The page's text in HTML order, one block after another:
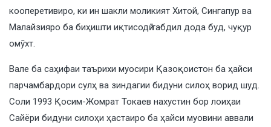
кооперетивиро, ки ин шакли моликият Хитой, Сингапур ва
Малайзияро ба биҳишти иқтисодӣ табдил дода буд, чуқур
омӯхт.
Вале ба саҳифаи таърихи муосири Қазоқоистон ба ҳайси
парчамбардори сулҳ ва зиндагии бидуни силоҳ ворид шуд.
Соли 1993 Қосим-Жомрат Токаев нахустин бор лоиҳаи
Сайёри бидуни силоҳи ҳастаиро ба ҳайси муовини аввали